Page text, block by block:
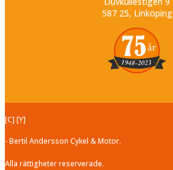
587 25, Linköping
[C] [Y]
- Bertil Andersson Cykel & Motor.
Alla rättigheter reserverade.